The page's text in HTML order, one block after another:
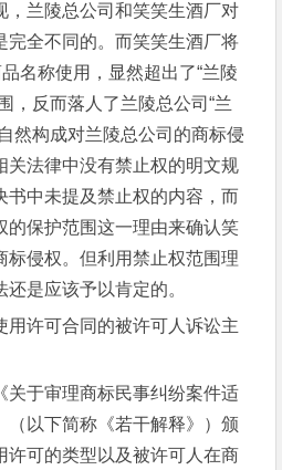
，兰陵总公司和笑笑生酒厂对
完全不同的。而笑笑生酒厂将
名称使用，显然超出了“兰陵
，反而落人了兰陵总公司“兰
然构成对兰陵总公司的商标侵
关法律中没有禁止权的明文规
书中未提及禁止权的内容，而
的保护范围这一理由来确认笑
标侵权。但利用禁止权范围理
是应该予以肯定的。
许可合同的被许可人诉讼主
于审理商标民事纠纷案件适
（以下简称《若干解释》）颁
许可的类型以及被许可人在商